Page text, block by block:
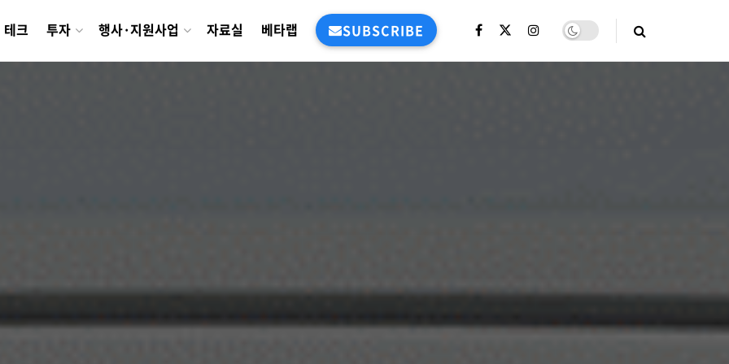
테크 투자 행사·지원사업 자료실 베타랩 SUBSCRIBE